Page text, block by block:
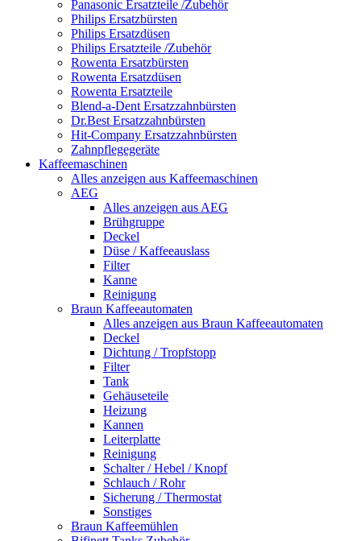
Panasonic Ersatzteile /Zubehör
Philips Ersatzbürsten
Philips Ersatzdüsen
Philips Ersatzteile /Zubehör
Rowenta Ersatzbürsten
Rowenta Ersatzdüsen
Rowenta Ersatzteile
Blend-a-Dent Ersatzzahnbürsten
Dr.Best Ersatzzahnbürsten
Hit-Company Ersatzzahnbürsten
Zahnpflegegeräte
Kaffeemaschinen
Alles anzeigen aus Kaffeemaschinen
AEG
Alles anzeigen aus AEG
Brühgruppe
Deckel
Düse / Kaffeeauslass
Filter
Kanne
Reinigung
Braun Kaffeeautomaten
Alles anzeigen aus Braun Kaffeeautomaten
Deckel
Dichtung / Tropfstopp
Filter
Tank
Gehäuseteile
Heizung
Kannen
Leiterplatte
Reinigung
Schalter / Hebel / Knopf
Schlauch / Rohr
Sicherung / Thermostat
Sonstiges
Braun Kaffeemühlen